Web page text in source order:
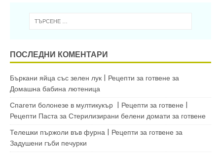
ПОСЛЕДНИ КОМЕНТАРИ
Бъркани яйца със зелен лук | Рецепти за готвене за
Домашна бабина лютеница
Спагети болонезе в мултикукър | Рецепти за готвене |
Рецепти Паста за Стерилизирани белени домати за готвене
Телешки пържоли във фурна | Рецепти за готвене за
Задушени гъби печурки